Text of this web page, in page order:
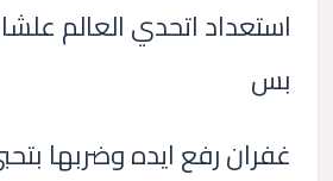
استعداد اتحدي العالم
بس
غفران رفع ايده وضربها